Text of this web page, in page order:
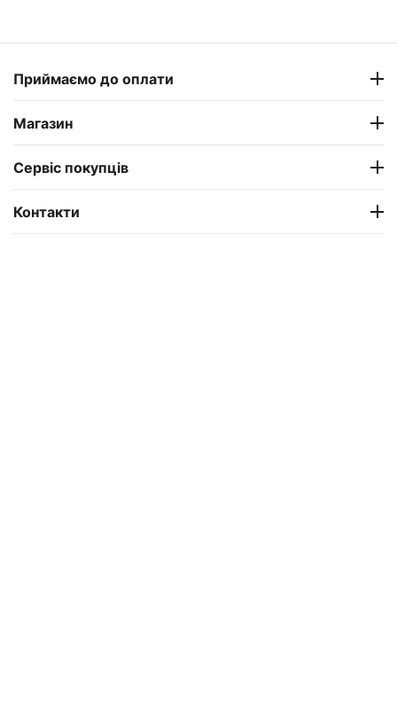
Приймаємо до оплати
Магазин
Сервіс покупців
Контакти